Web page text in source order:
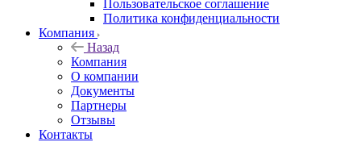
Пользовательское соглашение
Политика конфиденциальности
Компания
Назад
Компания
О компании
Документы
Партнеры
Отзывы
Контакты